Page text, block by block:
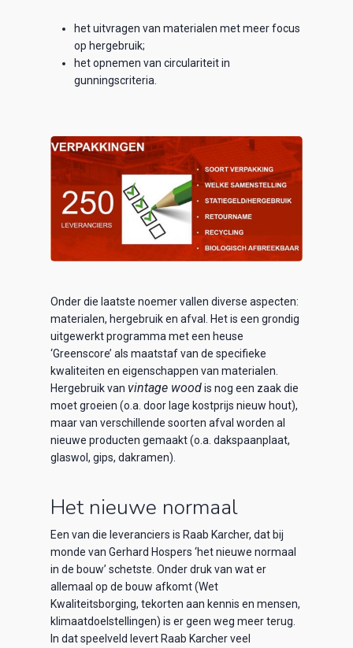
het uitvragen van materialen met meer focus
op hergebruik;
het opnemen van circulariteit in
gunningscriteria.
Onder die laatste noemer vallen diverse aspecten:
materialen, hergebruik en afval. Het is een grondig
uitgewerkt programma met een heuse
‘Greenscore’ als maatstaf van de specifieke
kwaliteiten en eigenschappen van materialen.
Hergebruik van vintage woodis nog een zaak die
moet groeien (o.a. door lage kostprijs nieuw hout),
maar van verschillende soorten afval worden al
nieuwe producten gemaakt (o.a. dakspaanplaat,
glaswol, gips, dakramen).
Het nieuwe normaal
Een van die leveranciers is Raab Karcher, dat bij
monde van Gerhard Hospers ‘het nieuwe normaal
in de bouw’ schetste. Onder druk van wat er
allemaal op de bouw afkomt (Wet
Kwaliteitsborging, tekorten aan kennis en mensen,
klimaatdoelstellingen) is er geen weg meer terug.
In dat speelveld levert Raab Karcher veel